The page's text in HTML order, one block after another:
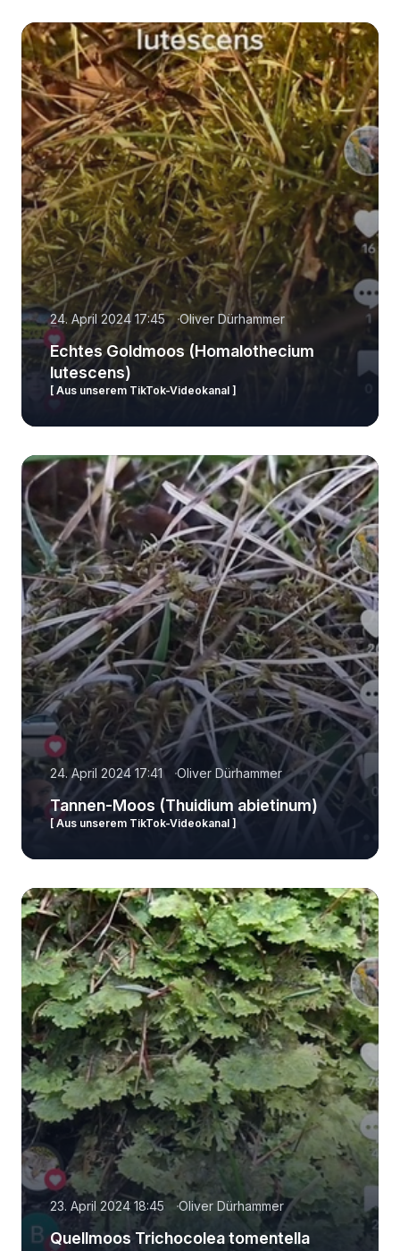
24. April 2024 17:45 Oliver Dürhammer
Echtes Goldmoos (Homalothecium
lutescens)
[ Aus unserem TikTok-Videokanal ]
24. April 2024 17:41 Oliver Dürhammer
Tannen-Moos (Thuidium abietinum)
[ Aus unserem TikTok-Videokanal ]
23. April 2024 18:45 Oliver Dürhammer
Quellmoos Trichocolea tomentella